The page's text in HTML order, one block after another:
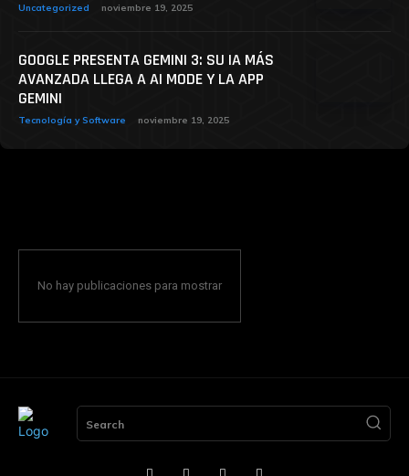
Uncategorized noviembre 19, 2025
GOOGLE PRESENTA GEMINI 3: SU IA MÁS
AVANZADA LLEGA A AI MODE Y LA APP
GEMINI
Tecnología y Software noviembre 19, 2025
No hay publicaciones para mostrar
Search